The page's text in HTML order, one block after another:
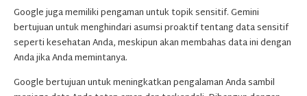
Google juga memiliki pengaman untuk topik sensitif. Gemini
bertujuan untuk menghindari asumsi proaktif tentang data sensitif
seperti kesehatan Anda, meskipun akan membahas data ini dengan
Anda jika Anda memintanya.
Google bertujuan untuk meningkatkan pengalaman Anda sambil